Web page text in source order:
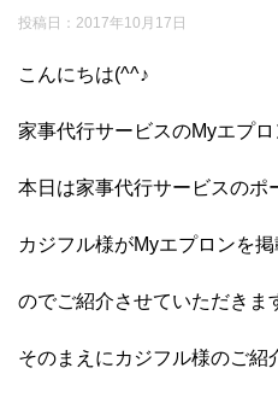
投稿日： 2017年10月17日
こんにちは(^^♪
家事代行サービスのMyエプロ
本日は家事代行サービスのポ
カジフル様がMyエプロンを
のでご紹介させていただきま
そのまえにカジフル様のご紹